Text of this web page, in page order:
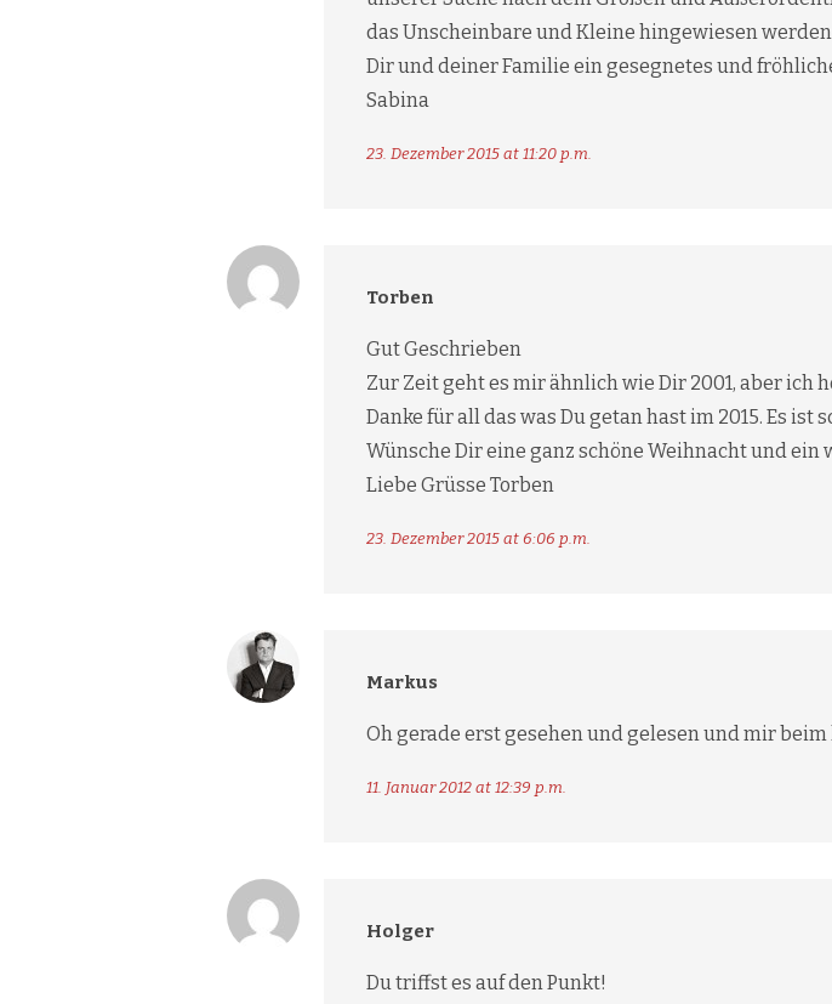
das Unscheinbare und Kleine hingewiesen
Dir und deiner Familie ein gesegnetes und
Sabina
23. Dezember 2015 at 11:20 p.m.
Torben
Gut Geschrieben
Zur Zeit geht es mir ähnlich wie Dir 2001, aber ich
Danke für all das was Du getan hast im 2015. Es
Wünsche Dir eine ganz schöne Weihnacht und ein
Liebe Grüsse Torben
23. Dezember 2015 at 6:06 p.m.
Markus
Oh gerade erst gesehen und gelesen und mir
11. Januar 2012 at 12:39 p.m.
Holger
Du triffst es auf den Punkt!